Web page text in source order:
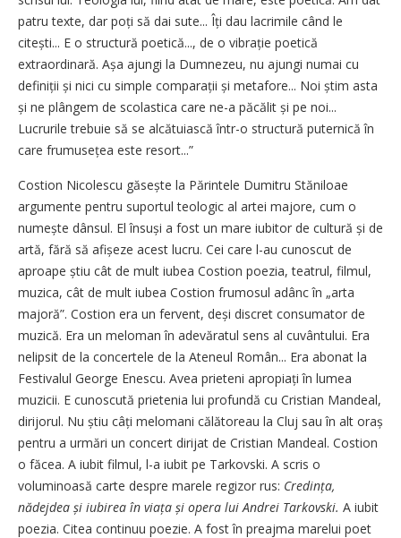
patru texte, dar poți să dai sute... Îți dau lacrimile când le
citești... E o structură poetică..., de o vibrație poetică
extraordinară. Așa ajungi la Dumnezeu, nu ajungi numai cu
definiții și nici cu simple comparații și metafore... Noi știm asta
și ne plângem de scolastica care ne-a păcălit și pe noi...
Lucrurile trebuie să se alcătuiască într-o structură puternică în
care frumusețea este resort...”
Costion Nicolescu găsește la Părintele Dumitru Stăniloae
argumente pentru suportul teologic al artei majore, cum o
numește dânsul. El însuși a fost un mare iubitor de cultură și de
artă, fără să afișeze acest lucru. Cei care l-au cunoscut de
aproape știu cât de mult iubea Costion poezia, teatrul, filmul,
muzica, cât de mult iubea Costion frumosul adânc în „arta
majoră”. Cos­tion era un fervent, deși discret consumator de
muzică. Era un meloman în adevăratul sens al cuvântului. Era
nelipsit de la concertele de la Ateneul Român... Era abonat la
Festivalul George Enescu. Avea prieteni apropiați în lumea
muzicii. E cunoscută prietenia lui profundă cu Cristian Mandeal,
dirijorul. Nu știu câți melomani călătoreau la Cluj sau în alt oraș
pentru a urmări un concert dirijat de Cristian Mandeal. Costion
o făcea. A iubit filmul, l-a iubit pe Tarkovski. A scris o
voluminoasă carte despre marele regizor rus: Credința,
nădejdea și iubirea în viața și opera lui Andrei Tarkovski. A iubit
poezia. Citea continuu poezie. A fost în preajma marelui poet